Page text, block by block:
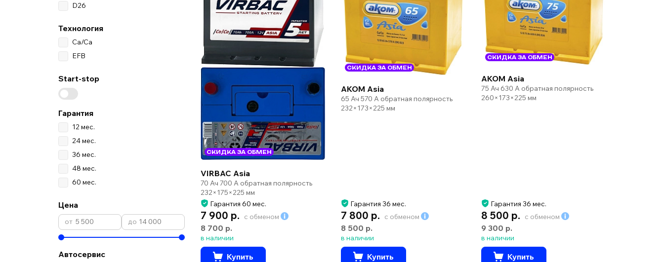
D26
Технология
Ca/Ca
EFB
Start-stop
Гарантия
12 мес.
24 мес.
36 мес.
48 мес.
60 мес.
Цена
Автосервис
СКИДКА ЗА ОБМЕН
VIRBAC Asia
70 Ач 700 А обратная полярность
232×175×225 мм
Гарантия 60 мес.
7 900 р. с обменом
8 700 р.
в наличии
Купить
СКИДКА ЗА ОБМЕН
AKOM Asia
65 Ач 570 А обратная полярность
232×173×225 мм
Гарантия 36 мес.
7 800 р. с обменом
8 500 р.
в наличии
Купить
СКИДКА ЗА ОБМЕН
AKOM Asia
75 Ач 630 А обратная полярность
260×173×225 мм
Гарантия 36 мес.
8 500 р. с обменом
9 300 р.
в наличии
Купить